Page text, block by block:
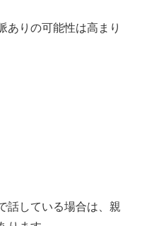
ありの可能性は高まり
話している場合は、親